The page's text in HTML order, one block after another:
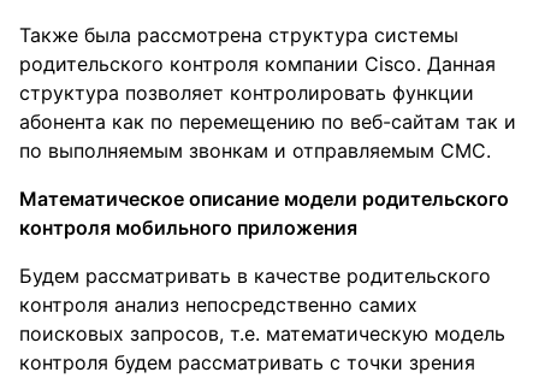
Также была рассмотрена структура системы
родительского контроля компании Cisco. Данная
структура позволяет контролировать функции
абонента как по перемещению по веб-сайтам так и
по выполняемым звонкам и отправляемым СМС.
Математическое описание модели родительского
контроля мобильного приложения
Будем рассматривать в качестве родительского
контроля анализ непосредственно самих
поисковых запросов, т.е. математическую модель
контроля будем рассматривать с точки зрения